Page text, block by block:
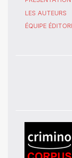
LES AUTEURS
ÉQUIPE